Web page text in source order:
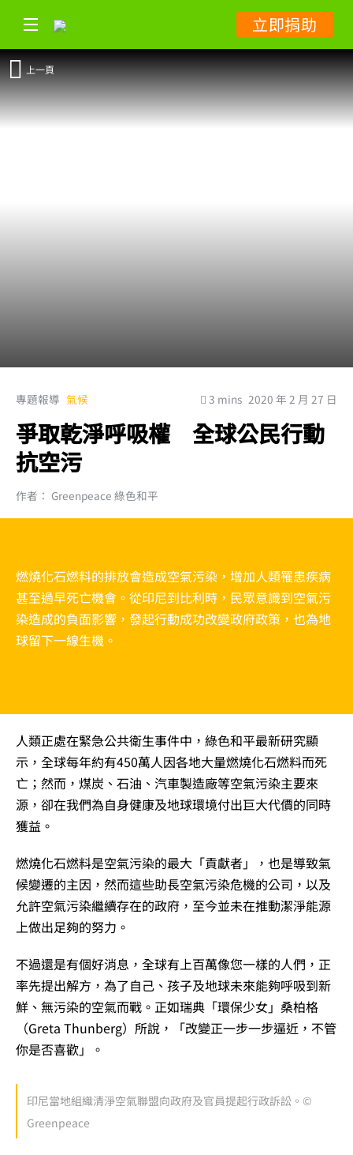
立即捐助
上一頁
專題報導 氣候 3 mins 2020 年 2 月 27 日
爭取乾淨呼吸權 全球公民行動
抗空污
作者： Greenpeace 綠色和平
燃燒化石燃料的排放會造成空氣污染，增加人類罹患疾病
甚至過早死亡機會。從印尼到比利時，民眾意識到空氣污
染造成的負面影響，發起行動成功改變政府政策，也為地
球留下一線生機。
人類正處在緊急公共衛生事件中，綠色和平最新研究顯
示，全球每年約有450萬人因各地大量燃燒化石燃料而死
亡；然而，煤炭、石油、汽車製造廠等空氣污染主要來
源，卻在我們為自身健康及地球環境付出巨大代價的同時
獲益。
燃燒化石燃料是空氣污染的最大「貢獻者」，也是導致氣
候變遷的主因，然而這些助長空氣污染危機的公司，以及
允許空氣污染繼續存在的政府，至今並未在推動潔淨能源
上做出足夠的努力。
不過還是有個好消息，全球有上百萬像您一樣的人們，正
率先提出解方，為了自己、孩子及地球未來能夠呼吸到新
鮮、無污染的空氣而戰。正如瑞典「環保少女」桑柏格
（Greta Thunberg）所說，「改變正一步一步逼近，不管
你是否喜歡」。
印尼當地組織清淨空氣聯盟向政府及官員提起行政訴訟。©
Greenpeace